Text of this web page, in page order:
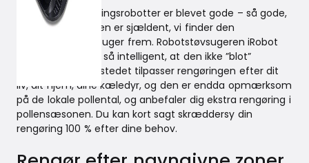
De små husholdningsrobotter er blevet gode – så gode,
at det efterhånden er sjældent, vi finder den
traditionelle støvsuger frem. Robotstøvsugeren iRobot
Roomba i7/i7+ er så intelligent, at den ikke ”blot”
støvsuger, men i stedet tilpasser rengøringen efter dit
liv, dit hjem, dine kæledyr, og den er endda opmærksom
på de lokale pollental, og anbefaler dig ekstra rengøring i
pollensæsonen. Du kan kort sagt skræddersy din
rengøring 100 % efter dine behov.